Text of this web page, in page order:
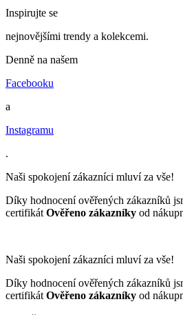
Inspirujte se
nejnovějšími trendy a kolekcemi.
Denně na našem
Facebooku
a
Instagramu
.
Naši spokojení zákazníci mluví za vše!
Díky hodnocení ověřených zákazníků
certifikát Ověřeno zákazníky od
Naši spokojení zákazníci mluví za vše!
Díky hodnocení ověřených zákazníků
certifikát Ověřeno zákazníky od